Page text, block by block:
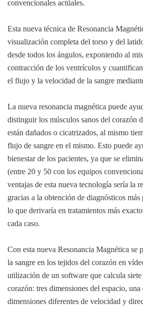
convencionales actúales.
Esta nueva técnica de Resonancia
visualización completa del torso y del
desde todos los ángulos, exponiendo al
contracción de los ventrículos y
el flujo y la velocidad de la sangre
La nueva resonancia magnética puede
distinguir los músculos sanos del corazón
están dañados o cicatrizados, al mismo
flujo de sangre en el mismo. Esto puede
bienestar de los pacientes, ya que se
(entre 20 y 50 con los equipos
ventajas de esta nueva tecnología sería la
gracias a la obtención de diagnósticos más
lo que derivaría en tratamientos más
cada caso.
Con esta nueva Resonancia Magnética se
la sangre en los tejidos del corazón en
utilización de un software que calcula
corazón: tres dimensiones del espacio,
dimensiones diferentes de velocidad y